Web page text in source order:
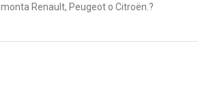
monta Renault, Peugeot o Citroën.?